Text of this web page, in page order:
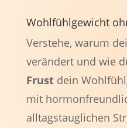
Wohlfühlgewicht
Verstehe, warum
verändert und wie
Frustdein
mit
alltagstauglichen